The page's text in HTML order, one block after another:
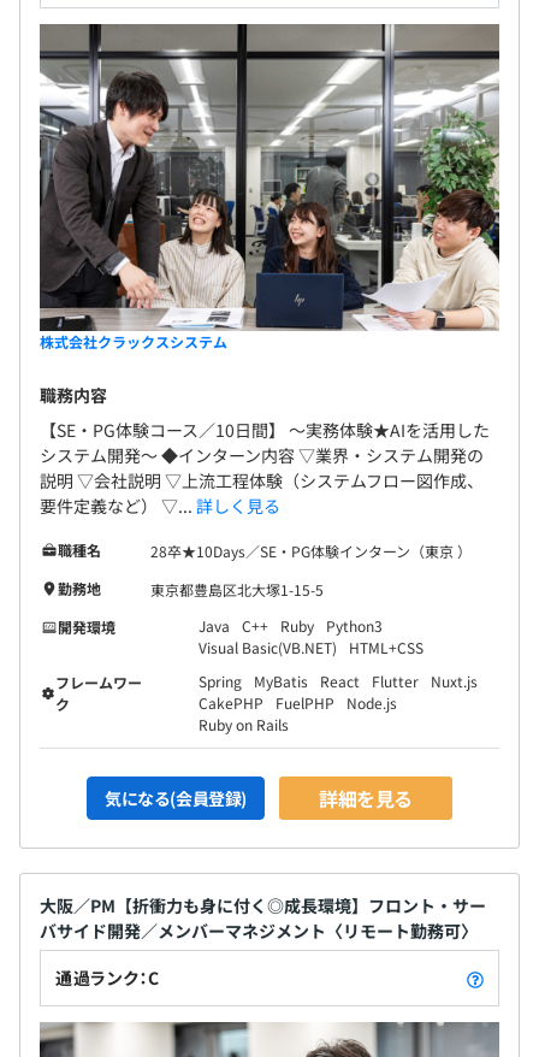
株式会社クラックスシステム
職務内容
【SE・PG体験コース／10日間】 〜実務体験★AIを活用した
システム開発〜 ◆インターン内容 ▽業界・システム開発の
説明 ▽会社説明 ▽上流工程体験（システムフロー図作成、
要件定義など） ▽... 詳しく見る
職種名
28卒★10Days／SE・PG体験インターン（東京 ）
勤務地
東京都豊島区北大塚1-15-5
開発環境
Java C++ Ruby
Python3
Visual Basic(VB.NET)
HTML+CSS
フレームワー
ク
Spring MyBatis React Flutter
Nuxt.js
CakePHP
FuelPHP
Node.js
Ruby on Rails
気になる(会員登録) 詳細を見る
大阪／PM【折衝力も身に付く◎成長環境】フロント・サー
バサイド開発／メンバーマネジメント〈リモート勤務可〉
通過ランク：C